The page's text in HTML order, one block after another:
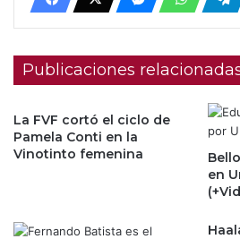
Publicaciones
La FVF cortó el ciclo de
Pamela Conti en la
Vinotinto femenina
en